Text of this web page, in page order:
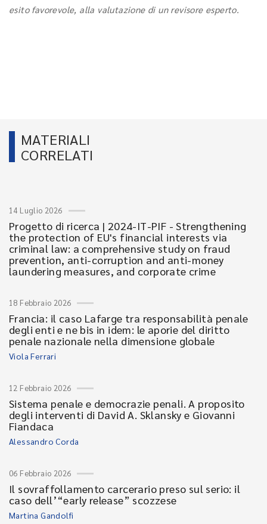
esito favorevole, alla valutazione di un revisore esperto.
MATERIALI
CORRELATI
14 Luglio 2026
Progetto di ricerca | 2024-IT-PIF - Strengthening
the protection of EU's financial interests via
criminal law: a comprehensive study on fraud
prevention, anti-corruption and anti-money
laundering measures, and corporate crime
18 Febbraio 2026
Francia: il caso Lafarge tra responsabilità penale
degli enti e ne bis in idem: le aporie del diritto
penale nazionale nella dimensione globale
Viola Ferrari
12 Febbraio 2026
Sistema penale e democrazie penali. A proposito
degli interventi di David A. Sklansky e Giovanni
Fiandaca
Alessandro Corda
06 Febbraio 2026
Il sovraffollamento carcerario preso sul serio: il
caso dell’“early release” scozzese
Martina Gandolfi